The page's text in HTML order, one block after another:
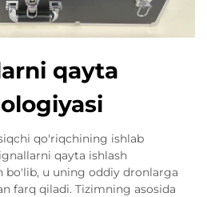
qayta
qo'riqchining ishlab
qayta ishlash
bo'lib, u uning oddiy dronlarga
farq qiladi. Tizimning asosida